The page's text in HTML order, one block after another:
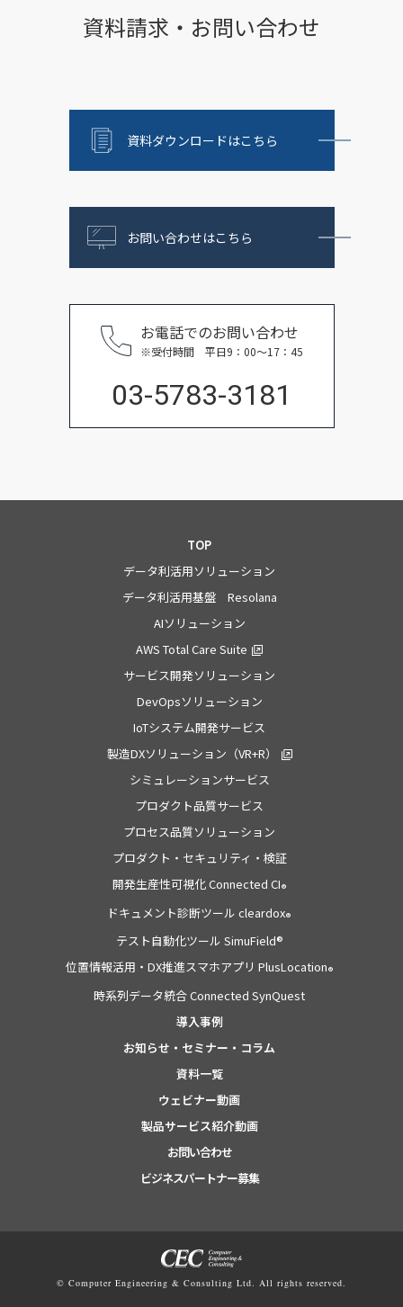
資料請求・お問い合わせ
資料ダウンロードはこちら
お問い合わせはこちら
お電話でのお問い合わせ
※受付時間 平日9：00〜17：45
03-5783-3181
TOP
データ利活用ソリューション
データ利活用基盤 Resolana
AIソリューション
AWS Total Care Suite
サービス開発ソリューション
DevOpsソリューション
IoTシステム開発サービス
製造DXソリューション（VR+R）
シミュレーションサービス
プロダクト品質サービス
プロセス品質ソリューション
プロダクト・セキュリティ・検証
開発生産性可視化 Connected CI®
ドキュメント診断ツール cleardox®
テスト自動化ツール SimuField®
位置情報活用・DX推進スマホアプリ PlusLocation®
時系列データ統合 Connected SynQuest
導入事例
お知らせ・セミナー・コラム
資料一覧
ウェビナー動画
製品サービス紹介動画
お問い合わせ
ビジネスパートナー募集
© Computer Engineering & Consulting Ltd. All rights reserved.